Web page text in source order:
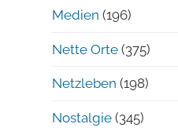
Medien (196)
Nette Orte (375)
Netzleben (198)
Nostalgie (345)